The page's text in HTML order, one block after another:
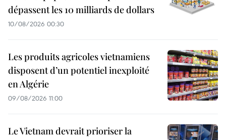
dépassent les 10 milliards de dollars
10/08/2026 00:30
Les produits agricoles vietnamiens
disposent d’un potentiel inexploité
en Algérie
09/08/2026 11:00
Le Vietnam devrait prioriser la